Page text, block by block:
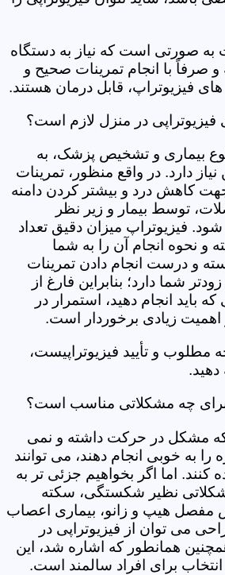
به صورتی است که نیاز به دستگاه
صرفاً با انجام تمرینات صحیح و
فیزیوتراپ، قابل درمان هستند.
فیزیوتراپی در منزل لازم است؟
بیماری و تشخیص پزشک، به
دارد. در واقع منظور، تمرینات
کاهش درد و بیشتر کردن دامنه
توسط بیمار و زیر نظر
فیزیوتراپ میزان دقیق تعداد
و نحوه انجام آن را به شما
و درست انجام دادن تمرینات
شما دارد؛ بنابراین فارغ از
باید انجام دهید، استمرار در
اهمیت زیادی برخوردار است.
مطلوب و تأیید فیزیوتراپیست،
دهید.
برای چه مشکلاتی مناسب است؟
مشکل در حرکت داشته و نمی
را به خوبی انجام دهند، می توانند
کنند. اما اگر بخواهیم جزئی تر به
نظیر شکستگی، سکته
مفصل هیپ و زانو، بیماری اعصاب
می توان از فیزیوتراپی در
همانطور که اشاره شد، این
برای افراد سالمند است.